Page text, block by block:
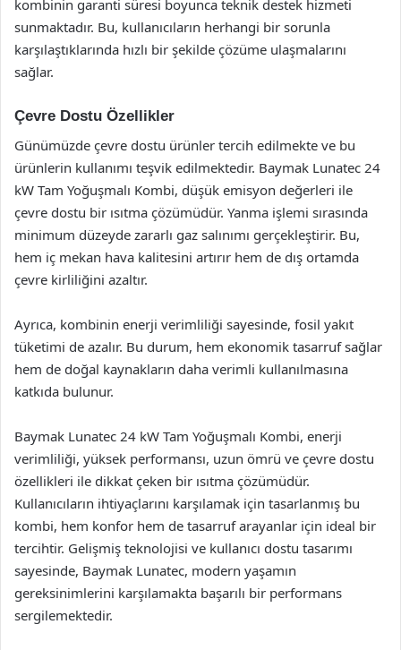
kombinin garanti süresi boyunca teknik destek hizmeti
sunmaktadır. Bu, kullanıcıların herhangi bir sorunla
karşılaştıklarında hızlı bir şekilde çözüme ulaşmalarını
sağlar.
Çevre Dostu Özellikler
Günümüzde çevre dostu ürünler tercih edilmekte ve bu
ürünlerin kullanımı teşvik edilmektedir. Baymak Lunatec 24
kW Tam Yoğuşmalı Kombi, düşük emisyon değerleri ile
çevre dostu bir ısıtma çözümüdür. Yanma işlemi sırasında
minimum düzeyde zararlı gaz salınımı gerçekleştirir. Bu,
hem iç mekan hava kalitesini artırır hem de dış ortamda
çevre kirliliğini azaltır.
Ayrıca, kombinin enerji verimliliği sayesinde, fosil yakıt
tüketimi de azalır. Bu durum, hem ekonomik tasarruf sağlar
hem de doğal kaynakların daha verimli kullanılmasına
katkıda bulunur.
Baymak Lunatec 24 kW Tam Yoğuşmalı Kombi, enerji
verimliliği, yüksek performansı, uzun ömrü ve çevre dostu
özellikleri ile dikkat çeken bir ısıtma çözümüdür.
Kullanıcıların ihtiyaçlarını karşılamak için tasarlanmış bu
kombi, hem konfor hem de tasarruf arayanlar için ideal bir
tercihtir. Gelişmiş teknolojisi ve kullanıcı dostu tasarımı
sayesinde, Baymak Lunatec, modern yaşamın
gereksinimlerini karşılamakta başarılı bir performans
sergilemektedir.